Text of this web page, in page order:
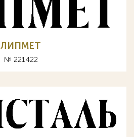
ЛИПМЕТ
№ 221422